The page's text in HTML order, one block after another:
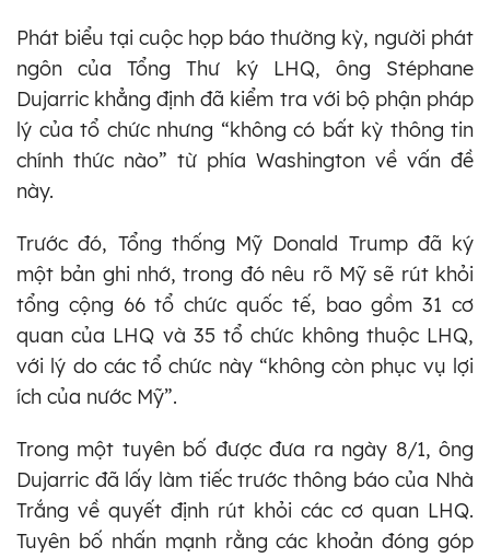
Phát biểu tại cuộc họp báo thường kỳ, người phát
ngôn của Tổng Thư ký LHQ, ông Stéphane
Dujarric khẳng định đã kiểm tra với bộ phận pháp
lý của tổ chức nhưng “không có bất kỳ thông tin
chính thức nào” từ phía Washington về vấn đề
này.
Trước đó, Tổng thống Mỹ Donald Trump đã ký
một bản ghi nhớ, trong đó nêu rõ Mỹ sẽ rút khỏi
tổng cộng 66 tổ chức quốc tế, bao gồm 31 cơ
quan của LHQ và 35 tổ chức không thuộc LHQ,
với lý do các tổ chức này “không còn phục vụ lợi
ích của nước Mỹ”.
Trong một tuyên bố được đưa ra ngày 8/1, ông
Dujarric đã lấy làm tiếc trước thông báo của Nhà
Trắng về quyết định rút khỏi các cơ quan LHQ.
Tuyên bố nhấn mạnh rằng các khoản đóng góp